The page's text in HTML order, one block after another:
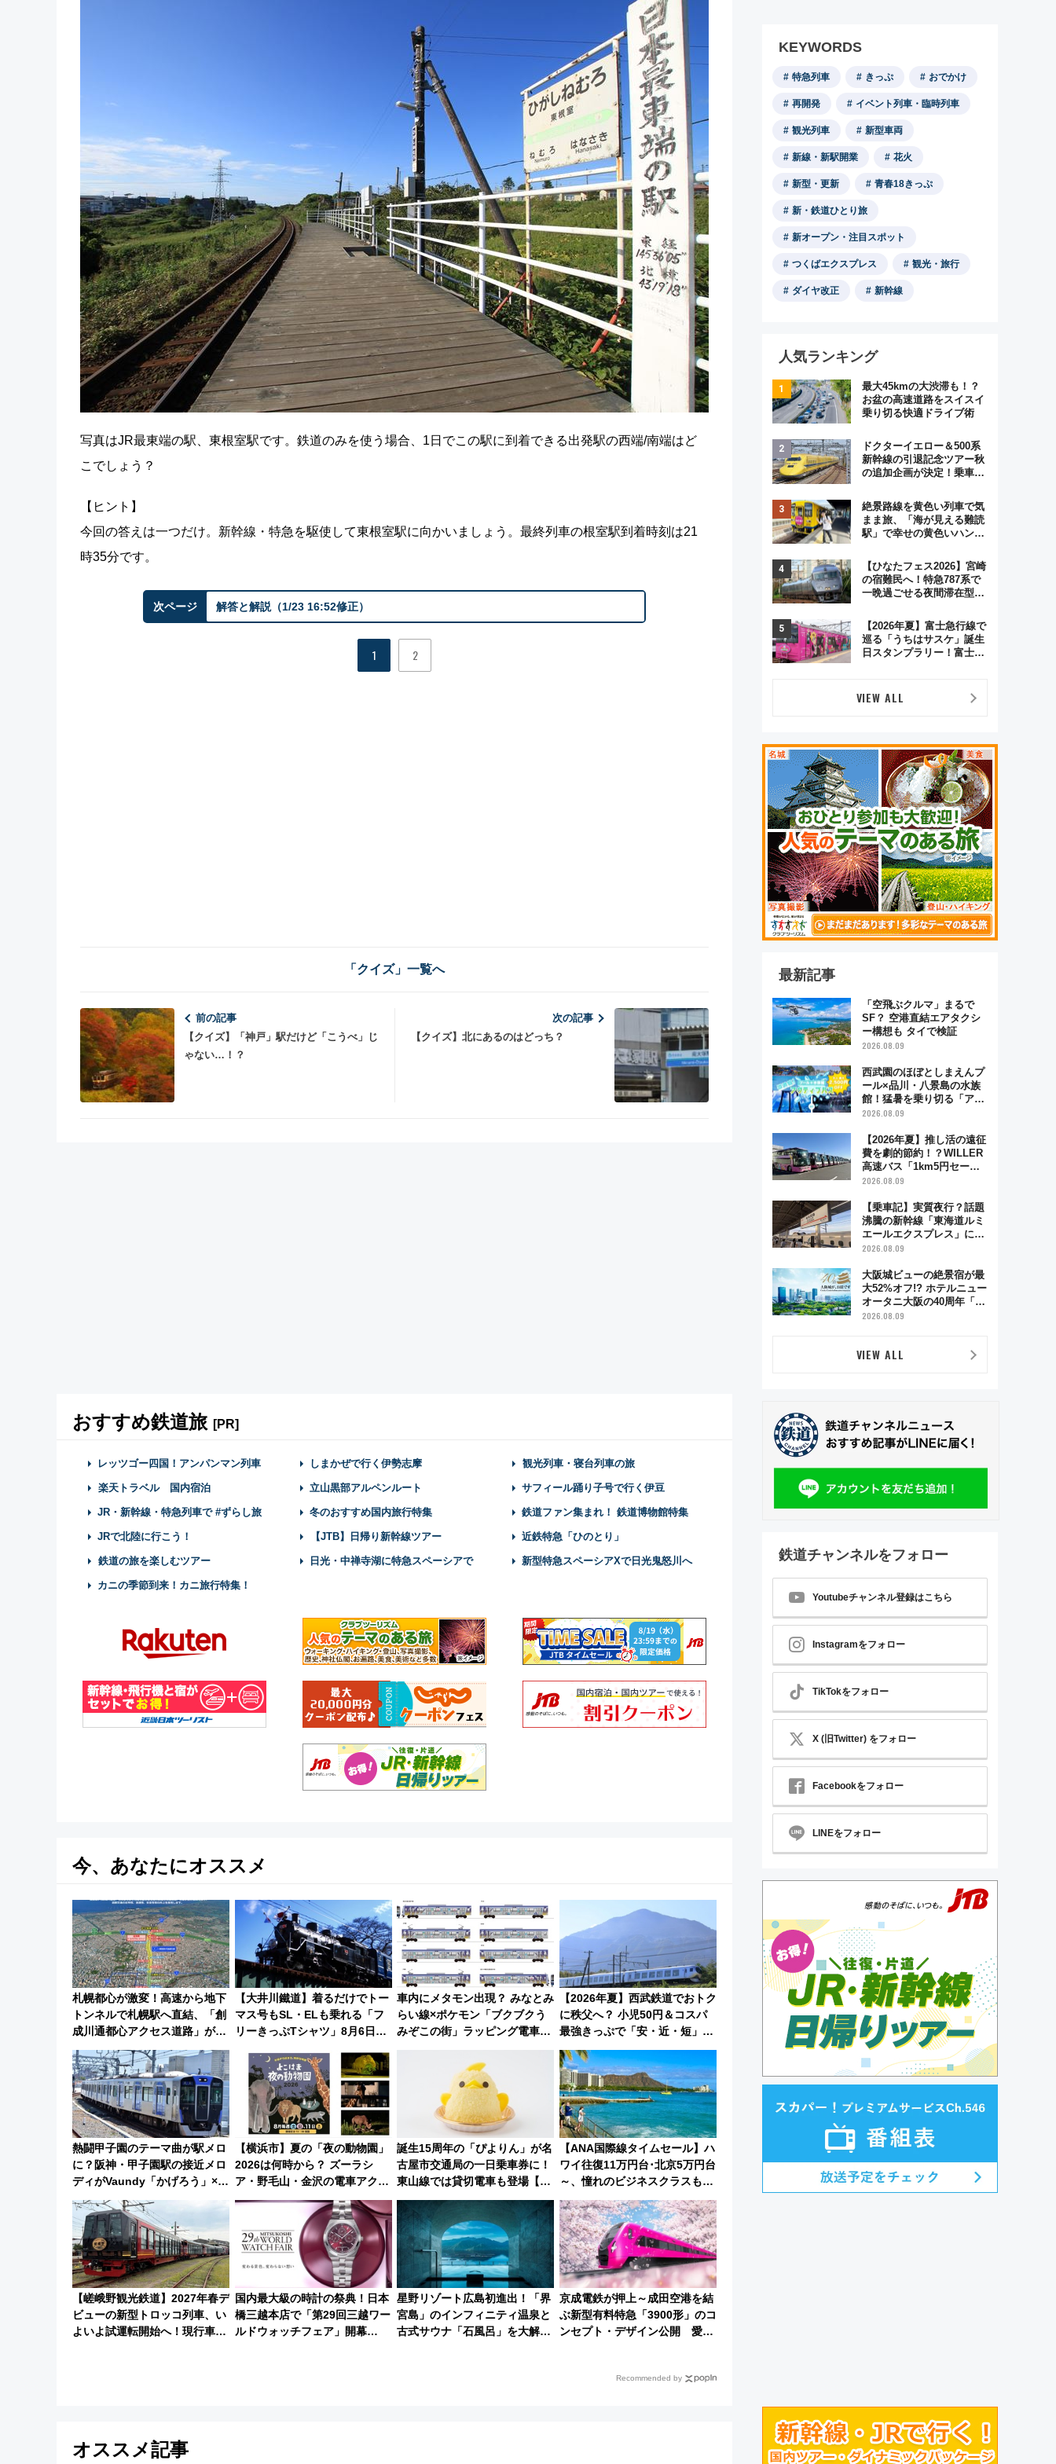
写真はJR最東端の駅、東根室駅です。鉄道のみを使う場合、1日でこの駅に到着できる出発駅の西端/南端はど
こでしょう？
【ヒント】
今回の答えは一つだけ。新幹線・特急を駆使して東根室駅に向かいましょう。最終列車の根室駅到着時刻は21
時35分です。
次ページ 解答と解説（1/23 16:52修正）
1 2
「クイズ」一覧へ
前の記事
【クイズ】「神戸」駅だけど「こうべ」じ
ゃない…！？
次の記事
【クイズ】北にあるのはどっち？
おすすめ鉄道旅 [PR]
レッツゴー四国！アンパンマン列車 しまかぜで行く伊勢志摩 観光列車・寝台列車の旅
楽天トラベル 国内宿泊 立山黒部アルペンルート サフィール踊り子号で行く伊豆
JR・新幹線・特急列車で #ずらし旅 冬のおすすめ国内旅行特集 鉄道ファン集まれ！ 鉄道博物館特集
JRで北陸に行こう！ 【JTB】日帰り新幹線ツアー 近鉄特急「ひのとり」
鉄道の旅を楽しむツアー 日光・中禅寺湖に特急スペーシアで 新型特急スペーシアXで日光鬼怒川へ
カニの季節到来！カニ旅行特集！
今、あなたにオススメ
札幌都心が激変！高速から地下
トンネルで札幌駅へ直結、「創
成川通都心アクセス道路」が7
月から本格着工、延長4.8km整
備事業の全貌
【大井川鐵道】着るだけでトー
マス号もSL・ELも乗れる「フ
リーきっぷTシャツ」8月6日よ
車内にメタモン出現？ みなとみ
らい線×ポケモン「ブクブクう
みぞこの街」ラッピング電車が
運行開始に！ この夏は直通列車
【2026年夏】西武鉄道でおトク
に秩父へ？ 小児50円＆コスパ
最強きっぷで「安・近・短」な
家族旅行！ 深夜の正丸トンネル
探検や特急ラビューも
熱闘甲子園のテーマ曲が駅メロ
に？阪神・甲子園駅の接近メロ
ディがVaundy「かげろう」×向
谷実アレンジの特別仕様へ、8
月5日始発から
【横浜市】夏の「夜の動物園」
2026は何時から？ ズーラシ
ア・野毛山・金沢の電車アクセ
スや見どころ、限定イベントを
誕生15周年の「ぴよりん」が名
古屋市交通局の一日乗車券に！
東山線では貸切電車も登場【限
定1万5000枚】
【ANA国際線タイムセール】ハ
ワイ往復11万円台･北京5万円台
～、憧れのビジネスクラスも！
来春のGW旅行まで狙える激ア
ツ路線まとめ（8/10まで）
【嵯峨野観光鉄道】2027年春デ
ビューの新型トロッコ列車、い
よいよ試運転開始へ！現行車両
国内最大級の時計の祭典！日本
橋三越本店で「第29回三越ワー
ルドウォッチフェア」開幕
星野リゾート広島初進出！「界
宮島」のインフィニティ温泉と
古式サウナ「石風呂」を大解剖
京成電鉄が押上～成田空港を結
ぶ新型有料特急「3900形」のコ
ンセプト・デザイン公開 愛称
Recommended by
オススメ記事
KEYWORDS
特急列車 きっぷ おでかけ
再開発 イベント列車・臨時列車
観光列車 新型車両
新線・新駅開業 花火
新型・更新 青春18きっぷ
新・鉄道ひとり旅
新オープン・注目スポット
つくばエクスプレス 観光・旅行
ダイヤ改正 新幹線
人気ランキング
最大45kmの大渋滞も！？
お盆の高速道路をスイスイ
乗り切る快適ドライブ術
ドクターイエロー＆500系
新幹線の引退記念ツアー秋
の追加企画が決定！乗車体
とめ
絶景路線を黄色い列車で気
まま旅、「海が見える難読
駅」で幸せの黄色いハンカ
とり旅」279回目の舞台は
「島原鉄道」
【ひなたフェス2026】宮崎
の宿難民へ！特急787系で
一晩過ごせる夜間滞在型イ
ま」が救世主に？
【2026年夏】富士急行線で
巡る「うちはサスケ」誕生
日スタンプラリー！富士急
VIEW ALL
最新記事
「空飛ぶクルマ」まるで
SF？ 空港直結エアタクシ
ー構想も タイで検証
2026.08.09
西武園のほぼとしまえんプ
ール×品川・八景島の水族
館！猛暑を乗り切る「アク
ティブパス」で夏休みをお
2026.08.09
【2026年夏】推し活の遠征
費を劇的節約！？WILLER
高速バス「1km5円セー
ル」やワンコイン温泉の最
路線まとめ
2026.08.09
【乗車記】実質夜行？話題
沸騰の新幹線「東海道ルミ
エールエクスプレス」に乗
車してみた 東京22時発、
見どころは岐阜羽島の素晴
らし過ぎる朝
2026.08.09
大阪城ビューの絶景宿が最
大52%オフ!? ホテルニュー
オータニ大阪の40周年「夏
のタイムセール」で秋の関
2026.08.09
VIEW ALL
鉄道チャンネルをフォロー
Youtubeチャンネル登録はこちら
Instagramをフォロー
TikTokをフォロー
X (旧Twitter) をフォロー
Facebookをフォロー
LINEをフォロー